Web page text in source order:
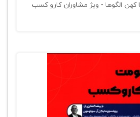
کهن الگوها - ویژ مشاوران کارو کسب